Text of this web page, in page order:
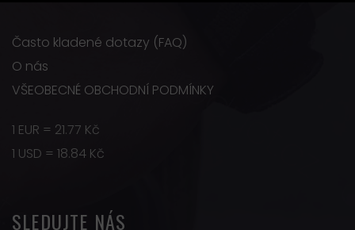
Často kladené dotazy (FAQ)
O nás
VŠEOBECNÉ OBCHODNÍ PODMÍNKY
1 EUR = 21.77 Kč
1 USD = 18.84 Kč
SLEDUJTE NÁS